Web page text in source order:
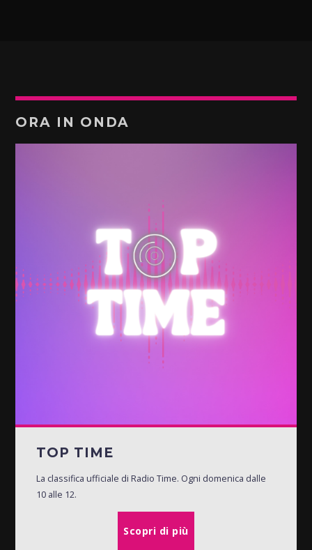
ORA IN ONDA
TOP TIME
La classifica ufficiale di Radio Time. Ogni domenica dalle
10 alle 12.
Scopri di più